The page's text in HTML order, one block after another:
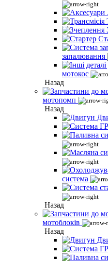
запалювання
мотокос
Назад
мотопомп
Назад
система
Назад
мотоблоків
Назад